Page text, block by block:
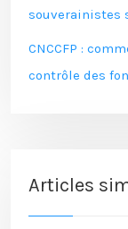
souverainistes
CNCCFP :
contrôle des
Articles